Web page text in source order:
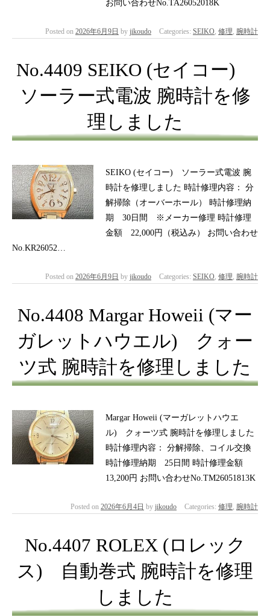
お問い合わせNo.TA26052018K
Posted on 2026年6月9日 by jikoudo Categories: SEIKO, 修理, 腕時計
No.4409 SEIKO (セイコー)
ソーラー式電波 腕時計を修
理しました
SEIKO (セイコー) ソーラー式電波 腕
時計を修理しました 時計修理内容： 分
解掃除（オーバーホール） 時計修理納
期 30日間 ※メーカー修理 時計修理
金額 22,000円（税込み） お問い合わせ
No.KR26052…
Posted on 2026年6月9日 by jikoudo Categories: SEIKO, 修理, 腕時計
No.4408 Margar Howeii (マー
ガレットハウエル) クォー
ツ式 腕時計を修理しました
Margar Howeii (マーガレットハウエ
ル) クォーツ式 腕時計を修理しました
時計修理内容： 分解掃除、コイル交換
時計修理納期 25日間 時計修理金額
13,200円 お問い合わせNo.TM26051813K
Posted on 2026年6月4日 by jikoudo Categories: 修理, 腕時計
No.4407 ROLEX (ロレック
ス) 自動巻式 腕時計を修理
しました